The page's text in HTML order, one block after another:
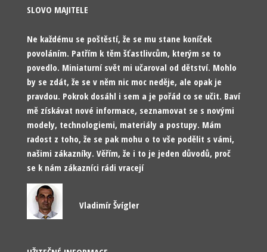
SLOVO MAJITELE
Ne každému se poštěstí, že se mu stane koníček
povoláním. Patřím k těm šťastlivcům, kterým se to
povedlo. Miniaturní svět mi učaroval od dětství. Mohlo
by se zdát, že se v něm nic moc neděje, ale opak je
pravdou. Pokrok dosáhl i sem a je pořád co se učit. Baví
mě získávat nové informace, seznamovat se s novými
modely, technologiemi, materiály a postupy. Mám
radost z toho, že se pak mohu o to vše podělit s vámi,
našimi zákazníky. Věřím, že i to je jeden důvodů, proč
se k nám zákazníci rádi vracejí
Vladimír Švígler